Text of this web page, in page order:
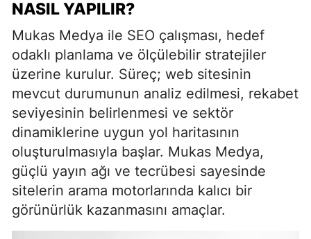
NASIL YAPILIR?
Mukas Medya ile SEO çalışması, hedef
odaklı planlama ve ölçülebilir stratejiler
üzerine kurulur. Süreç; web sitesinin
mevcut durumunun analiz edilmesi, rekabet
seviyesinin belirlenmesi ve sektör
dinamiklerine uygun yol haritasının
oluşturulmasıyla başlar. Mukas Medya,
güçlü yayın ağı ve tecrübesi sayesinde
sitelerin arama motorlarında kalıcı bir
görünürlük kazanmasını amaçlar.